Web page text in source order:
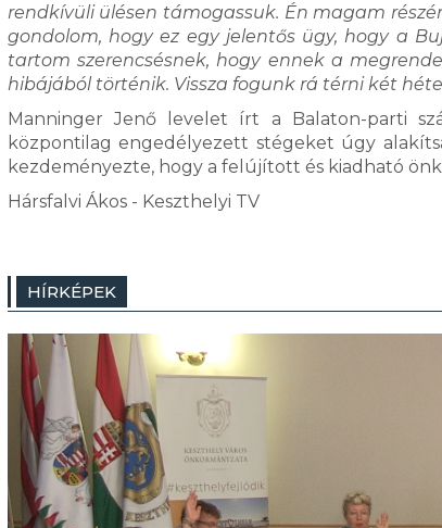
rendkívüli ülésen támogassuk. Én magam
gondolom, hogy ez egy jelentős ügy, hogy a
tartom szerencsésnek, hogy ennek a
hibájából történik. Vissza fogunk rá térni két
Manninger Jenő levelet írt a Balaton-parti
központilag engedélyezett stégeket úgy
kezdeményezte, hogy a felújított és kiadható
Hársfalvi Ákos - Keszthelyi TV
HÍRKÉPEK